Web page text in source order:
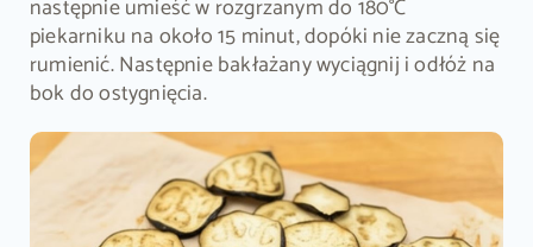
następnie umieść w rozgrzanym do 180°C
piekarniku na około 15 minut, dopóki nie zaczną się
rumienić. Następnie bakłażany wyciągnij i odłóż na
bok do ostygnięcia.